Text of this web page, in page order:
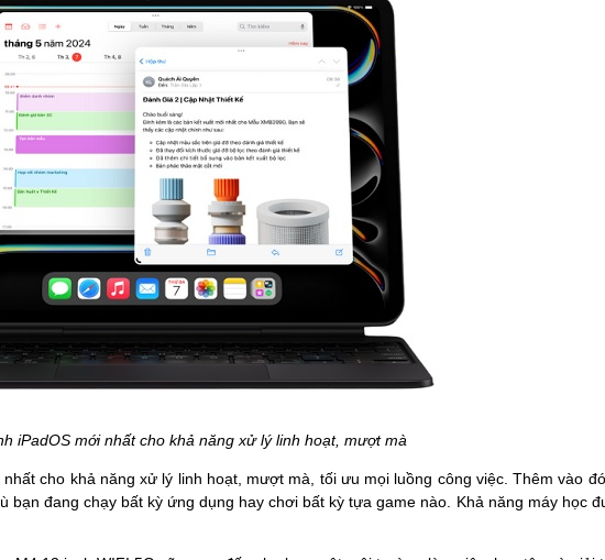
iPadOS mới nhất cho khả năng xử lý linh hoạt, mượt mà
cho khả năng xử lý linh hoạt, mượt mà, tối ưu mọi luồng công việc. Thêm vào
đang chạy bất kỳ ứng dụng hay chơi bất kỳ tựa game nào. Khả năng máy học